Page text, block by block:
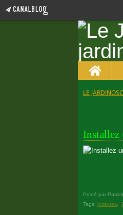
Home
LE
Installez
Posté par
Tags: insectes